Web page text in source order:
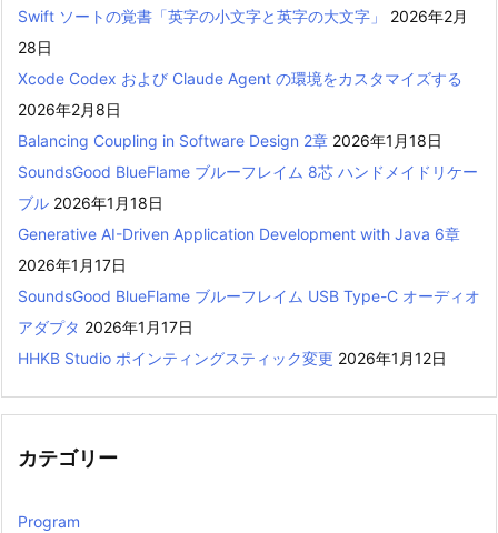
Swift ソートの覚書「英字の小文字と英字の大文字」
2026年2月
28日
Xcode Codex および Claude Agent の環境をカスタマイズする
2026年2月8日
Balancing Coupling in Software Design 2章 2026年1月18日
SoundsGood BlueFlame ブルーフレイム 8芯 ハンドメイドリケー
ブル 2026年1月18日
Generative AI-Driven Application Development with Java 6章
2026年1月17日
SoundsGood BlueFlame ブルーフレイム USB Type-C オーディオ
アダプタ 2026年1月17日
HHKB Studio ポインティングスティック変更 2026年1月12日
カテゴリー
Program